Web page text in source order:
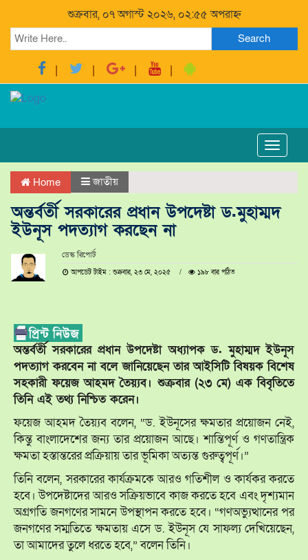
শুক্রবার, ০৭ অগাস্ট ২০২৬, ০২:৫৫ অপরাহ্ন
Search
Toggle
Home জাতীয়
অন্তর্বর্তী সরকারের প্রধান উপদেষ্টা ড.মুহাম্মদ
ইউনূস পদত্যাগ করছেন না
ডেস্ক রিপোর্ট
আপডেট টাইম : শুক্রবার, ২৩ মে, ২০২৫ ১৯৮ বার পঠিত
অন্তর্বর্তী সরকারের প্রধান উপদেষ্টা অধ্যাপক ড. মুহাম্মদ ইউনূস
পদত্যাগ করবেন না বলে জানিয়েছেন তার আইসিটি বিষয়ক বিশেষ
সহকারী ফয়েজ আহমদ তৈয়্যব। শুক্রবার (২৩ মে) এক বিবৃতিতে
তিনি এই তথ্য নিশ্চিত করেন।
ফয়েজ আহমদ তৈয়্যব বলেন, “ড. ইউনূসের ক্ষমতার প্রয়োজন নেই,
কিন্তু বাংলাদেশের জন্য তার প্রয়োজন আছে। শান্তিপূর্ণ ও গণতান্ত্রিক
ক্ষমতা হস্তান্তরের প্রক্রিয়ায় তার ভূমিকা অত্যন্ত গুরুত্বপূর্ণ।”
তিনি বলেন, সরকারের কার্যক্রমকে আরও গতিশীল ও কার্যকর করতে
হবে। উপদেষ্টাদের আরও সক্রিয়ভাবে কাজ করতে হবে এবং দৃশ্যমান
অগ্রগতি জনগণের সামনে উপস্থাপন করতে হবে। “গণঅভ্যুত্থানের পর
জনগণের সম্মতিতে ক্ষমতায় এসে ড. ইউনূস যে সাফল্য দেখিয়েছেন,
তা আমাদের তুলে ধরতে হবে,” বলেন তিনি।